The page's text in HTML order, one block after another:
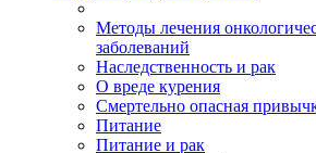
Методы лечения
заболеваний
Наследственность и рак
О вреде курения
Смертельно опасная
Питание
Питание и рак